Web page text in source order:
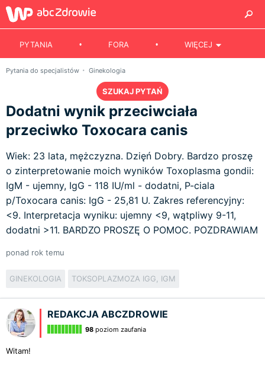
PYTANIA FORA WIĘCEJ
Pytania do specjalistów Ginekologia
SZUKAJ PYTAŃ
Dodatni wynik przeciwciała
przeciwko Toxocara canis
Wiek: 23 lata, mężczyzna. Dzięń Dobry. Bardzo proszę
o zinterpretowanie moich wyników Toxoplasma gondii:
IgM - ujemny, IgG - 118 IU/ml - dodatni, P-ciala
p/Toxocara canis: IgG - 25,81 U. Zakres referencyjny:
<9. Interpretacja wyniku: ujemny <9, wątpliwy 9-11,
dodatni >11. BARDZO PROSZĘ O POMOC. POZDRAWIAM
ponad rok temu
GINEKOLOGIA TOKSOPLAZMOZA IGG, IGM
REDAKCJA ABCZDROWIE
98 poziom zaufania
Witam!